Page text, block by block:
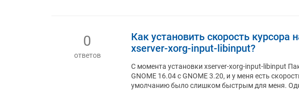
0
ответов
Как установить скорость
xserver-xorg-input-libinput?
С момента установки xserver-xorg-input-libinput
GNOME 16.04 с GNOME 3.20, и у меня есть
умолчанию было слишком быстрым для меня.